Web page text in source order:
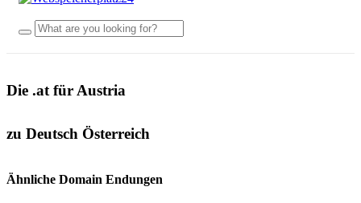
Die .at für Austria
zu Deutsch Österreich
Ähnliche Domain Endungen